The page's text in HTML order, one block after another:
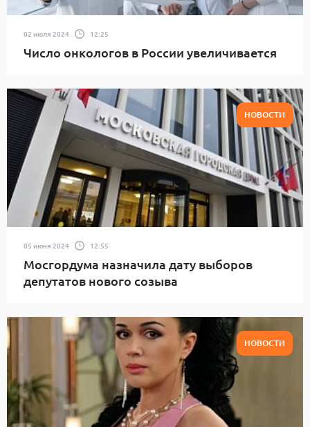
02 июля 2024 12:25
Число онкологов в России увеличивается
НОВОСТИ
05 июня 2024 12:55
Мосгордума назначила дату выборов
депутатов нового созыва
НОВОСТИ